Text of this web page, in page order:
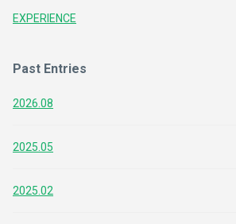
EXPERIENCE
Past Entries
2026.08
2025.05
2025.02